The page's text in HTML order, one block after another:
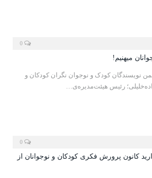
میهنیم!
نویسندگان کودک و نوجوان نگران کودکان و
رئیس هیئت‌مدیره‌ی…
کانون پرورش فکری کودکان و نوجوانان از